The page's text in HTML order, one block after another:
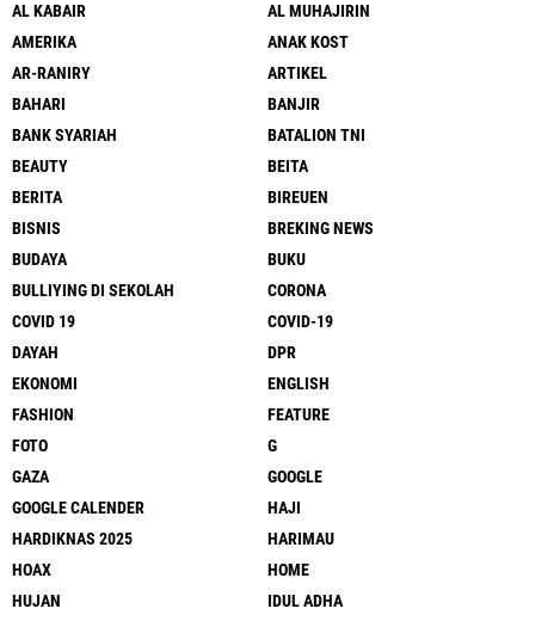
AL KABAIR
AL MUHAJIRIN
AMERIKA
ANAK KOST
AR-RANIRY
ARTIKEL
BAHARI
BANJIR
BANK SYARIAH
BATALION TNI
BEAUTY
BEITA
BERITA
BIREUEN
BISNIS
BREKING NEWS
BUDAYA
BUKU
BULLIYING DI SEKOLAH
CORONA
COVID 19
COVID-19
DAYAH
DPR
EKONOMI
ENGLISH
FASHION
FEATURE
FOTO
G
GAZA
GOOGLE
GOOGLE CALENDER
HAJI
HARDIKNAS 2025
HARIMAU
HOAX
HOME
HUJAN
IDUL ADHA